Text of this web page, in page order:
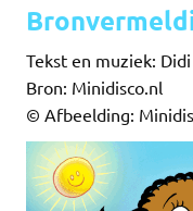
Tekst en muziek:
Bron: Minidisco.nl
© Afbeelding: